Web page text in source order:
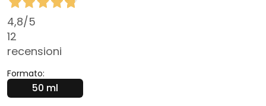
c
i
e
t
r
4,8/5
12
recensioni
Formato:
50 ml